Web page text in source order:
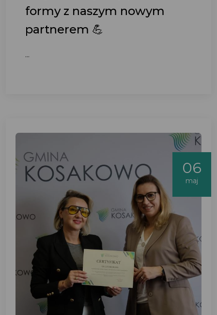
formy z naszym nowym
partnerem 💪
...
06
maj